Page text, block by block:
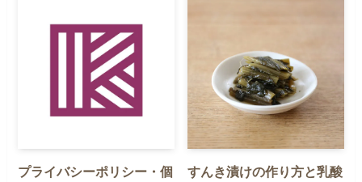
プライバシーポリシー・個
すんき漬けの作り方と乳酸